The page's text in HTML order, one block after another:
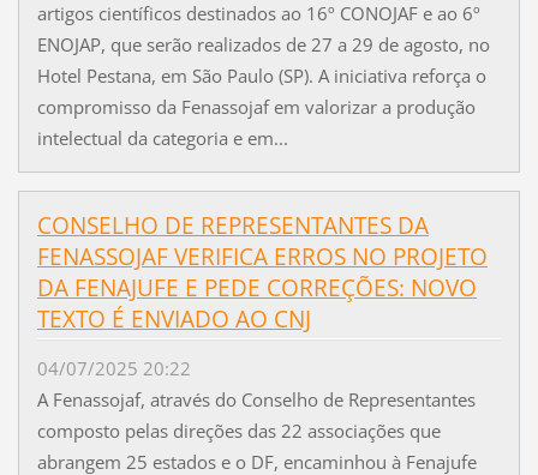
artigos científicos destinados ao 16º CONOJAF e ao 6º
ENOJAP, que serão realizados de 27 a 29 de agosto, no
Hotel Pestana, em São Paulo (SP). A iniciativa reforça o
compromisso da Fenassojaf em valorizar a produção
intelectual da categoria e em...
CONSELHO DE REPRESENTANTES DA
FENASSOJAF VERIFICA ERROS NO PROJETO
DA FENAJUFE E PEDE CORREÇÕES: NOVO
TEXTO É ENVIADO AO CNJ
04/07/2025 20:22
A Fenassojaf, através do Conselho de Representantes
composto pelas direções das 22 associações que
abrangem 25 estados e o DF, encaminhou à Fenajufe